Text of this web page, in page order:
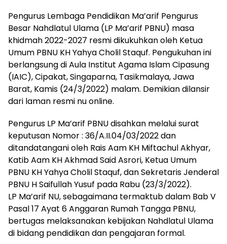
Pengurus Lembaga Pendidikan Ma’arif Pengurus
Besar Nahdlatul Ulama (LP Ma’arif PBNU) masa
khidmah 2022-2027 resmi dikukuhkan oleh Ketua
Umum PBNU KH Yahya Cholil Staquf. Pengukuhan ini
berlangsung di Aula Institut Agama Islam Cipasung
(IAIC), Cipakat, Singaparna, Tasikmalaya, Jawa
Barat, Kamis (24/3/2022) malam. Demikian dilansir
dari laman resmi nu online.
Pengurus LP Ma’arif PBNU disahkan melalui surat
keputusan Nomor : 36/A.II.04/03/2022 dan
ditandatangani oleh Rais Aam KH Miftachul Akhyar,
Katib Aam KH Akhmad Said Asrori, Ketua Umum
PBNU KH Yahya Cholil Staquf, dan Sekretaris Jenderal
PBNU H Saifullah Yusuf pada Rabu (23/3/2022).
LP Ma’arif NU, sebagaimana termaktub dalam Bab V
Pasal 17 Ayat 6 Anggaran Rumah Tangga PBNU,
bertugas melaksanakan kebijakan Nahdlatul Ulama
di bidang pendidikan dan pengajaran formal.